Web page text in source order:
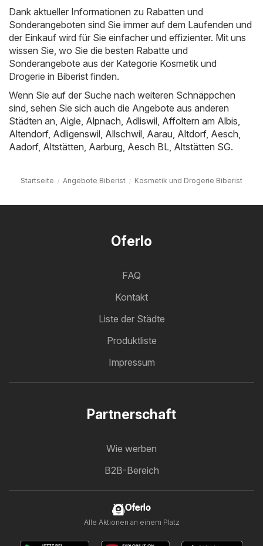
Dank aktueller Informationen zu Rabatten und
Sonderangeboten sind Sie immer auf dem Laufenden und
der Einkauf wird für Sie einfacher und effizienter. Mit uns
wissen Sie, wo Sie die besten Rabatte und
Sonderangebote aus der Kategorie Kosmetik und
Drogerie in Biberist finden.
Wenn Sie auf der Suche nach weiteren Schnäppchen
sind, sehen Sie sich auch die Angebote aus anderen
Städten an, Aigle, Alpnach, Adliswil, Affoltern am Albis,
Altendorf, Adligenswil, Allschwil, Aarau, Altdorf, Aesch,
Aadorf, Altstätten, Aarburg, Aesch BL, Altstätten SG.
Startseite Angebote Biberist Kosmetik und Drogerie Biberist
Oferlo
FAQ
Kontakt
Liste der Städte
Produktliste
Impressum
Partnerschaft
Wie werben
B2B-Bereich
Oferlo
Alle Aktionen an einem Platz